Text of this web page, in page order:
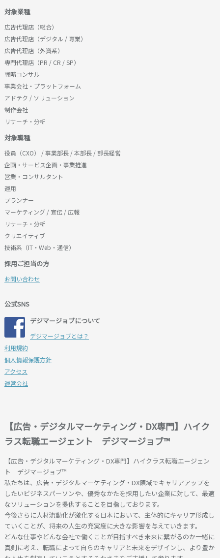
内容をすべて承諾したものとみなされます。不承諾の
意思表示は、本サービスを利用しないことをもっての
み認められることとします。
３．弊社は、本サービス申込者に本サービスを提供す
ることが不適切と判断したときは、本サービスの利用
をお断りすることができるものとします。
■第３条（本サービスの提供）
弊社は、以下の中から利用者に適切なものを弊社の判
断で提供するものとします。
(1)電話やe-mail、面談による転職相談の実施
(2)個別担当者による転職活動支援
(3)求人情報の提供
(4)求人企業へのエントリー手続の代行
(5)その他利用者の転職活動に有益と弊社が判断する一
切のサービス
■第４条（本サービス利用の終了事由）
弊社は、利用者が以下に該当すると判断したときは、
利用者に対して何らの催告を要することなく、本サー
ビスの提供を終了させることができることとします。
(1)利用者が第７条に掲げる行為を行ったとき
(2)利用者が本規約に著しく違反したとき
(3)利用者と弊社との信頼関係が維持できなくなったと
き
■第５条（ID・パスワード）
与することがあります。
２．利用者は、発行・付与されたID及びパスワードの
使用・管理責任を自ら負うものとします。また、利用
者は、自己に付与されたID及びパスワードを第三者
（求人企業を含みます、以下同じ）に使用させ、又は
譲渡することをできないものとします。
し、利用にかかわるすべての責任を負うこととしま
す。
内容や処遇など労働条件について確認を行いますが、
利用者は、利用者の責任において、再度求人企業に労
働条件を直接確認した後に雇用契約を結ぶものとしま
す。弊社は、弊社が確認しかつ利用者に通知した労働
条件が、当該雇用契約の確定的なものであることに関
して保証できないものとします。
３．利用者が本サービスの利用に起因して、第三者と
の間で紛争等が生じたときには、弊社に責任がある場
て遵守します。
2．個人情報の収集・利用・提供は個人情報保護管理シ
ステムおよび関連規程に従って行います。
3．個人情報は特定された利用目的の達成に必要な範囲
で利用し、目的外利用を行いません。
4．個人情報への不正なアクセス、個人情報の紛失・破
壊・改竄・漏洩などに対し、組織的・技術的・人的・
物理的に合理的な安全管理措置を講じます。安全管理
場合、すみやかに是正・改善します。
5．皆様からお寄せいただく苦情および相談に対して真
摯に対応し、またその内容を検討し、継続的に個人情
報保護水準の改善を図ります。
6．個人情報保護に関する法令、国の定める指針、業界
規範・慣習、公序良俗を遵守します。
7．個人情報保護管理システム、関連規程および個人情
報保護管理の体制は、定期的に見直し、継続的に改善
します。
対象業種
広告代理店（総合）
広告代理店（デジタル / 専業）
広告代理店（外資系）
専門代理店（PR / CR / SP）
戦略コンサル
事業会社・プラットフォーム
アドテク / ソリューション
制作会社
リサーチ・分析
対象職種
役員（CXO） / 事業部長 / 本部長 / 部長経営
企画・サービス企画・事業推進
営業・コンサルタント
運用
プランナー
マーケティング / 宣伝 / 広報
リサーチ・分析
クリエイティブ
技術系（IT・Web・通信）
採用ご担当の方
お問い合わせ
公式SNS
デジマージョブについて
デジマージョブとは？
利用規約
個人情報保護方針
アクセス
運営会社
【広告・デジタルマーケティング・DX専門】ハイク
ラス転職エージェント デジマージョブ™
【広告・デジタルマーケティング・DX専門】ハイクラス転職エージェン
ト デジマージョブ™
私たちは、広告・デジタルマーケティング・DX領域でキャリアアップを
したいビジネスパーソンや、優秀なかたを採用したい企業に対して、最適
なソリューションを提供することを目指しております。
今後さらに人材流動化が激化する日本において、主体的にキャリア形成し
ていくことが、将来の人生の充実度に大きな影響を与えていきます。
どんな仕事やどんな会社で働くことが目指すべき未来に繋がるのか一緒に
真剣に考え、転職によって自らのキャリアと未来をデザインし、より豊か